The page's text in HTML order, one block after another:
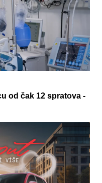
od čak 12 spratova -